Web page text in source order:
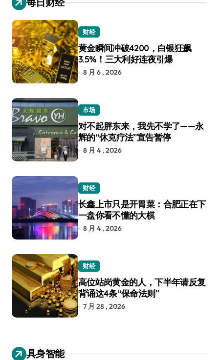
财经
黄金瞬间冲破4200，白银狂飙
3.5%！三大利好连夜引爆
8 月 6 , 2026
市场
对不起胖东来，我先不学了——永
辉的“休克疗法”宣告暂停
8 月 4 , 2026
财经
长鑫上市只是开胃菜：合肥正在下
一盘你看不懂的大棋
8 月 4 , 2026
财经
高位站岗黄金的人，下半年请反复
背诵这4条“保命法则”
7 月 28 , 2026
具身智能